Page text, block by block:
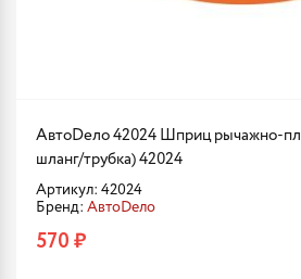
АвтоDело 42024 Шприц рычажно-
шланг/трубка) 42024
Артикул: 42024
Бренд: АвтоDело
570 ₽